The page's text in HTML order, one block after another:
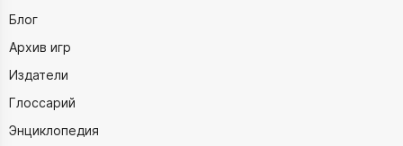
Блог
Архив игр
Издатели
Глоссарий
Энциклопедия